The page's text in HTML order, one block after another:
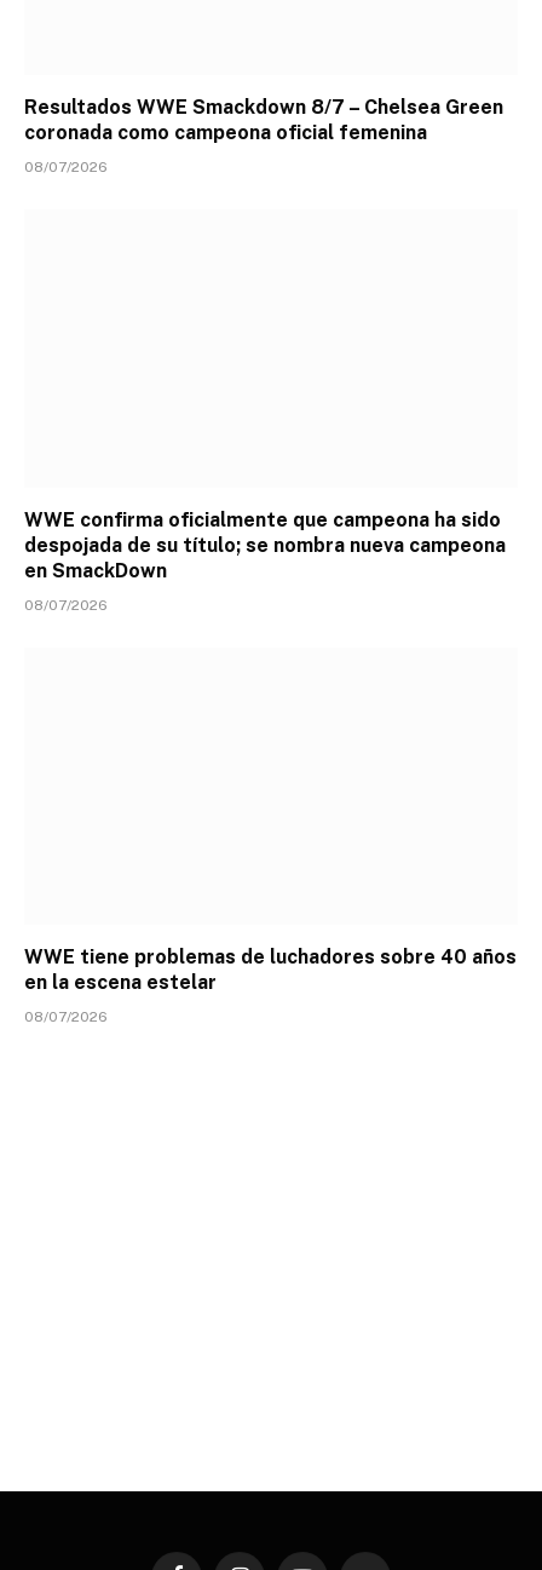
Resultados WWE Smackdown 8/7 – Chelsea Green
coronada como campeona oficial femenina
08/07/2026
WWE confirma oficialmente que campeona ha sido
despojada de su título; se nombra nueva campeona
en SmackDown
08/07/2026
WWE tiene problemas de luchadores sobre 40 años
en la escena estelar
08/07/2026